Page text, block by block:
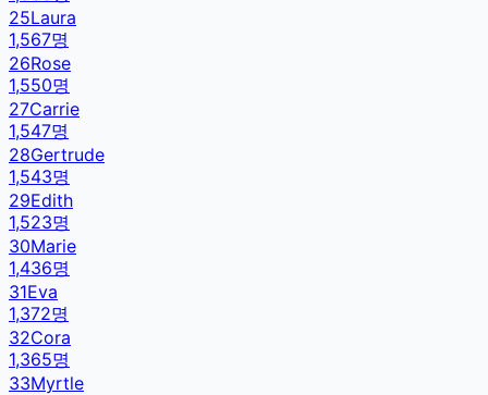
25Laura
1,567명
26Rose
1,550명
27Carrie
1,547명
28Gertrude
1,543명
29Edith
1,523명
30Marie
1,436명
31Eva
1,372명
32Cora
1,365명
33Myrtle